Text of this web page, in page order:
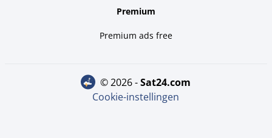
Premium
Premium ads free
© 2026 - sat24.com
Cookie-instellingen